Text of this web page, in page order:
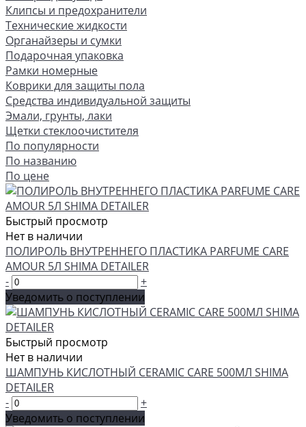
Клипсы и предохранители
Технические жидкости
Органайзеры и сумки
Подарочная упаковка
Рамки номерные
Коврики для защиты пола
Средства индивидуальной защиты
Эмали, грунты, лаки
Щетки стеклоочистителя
По популярности
По названию
По цене
Быстрый просмотр
Нет в наличии
ПОЛИРОЛЬ ВНУТРЕННЕГО ПЛАСТИКА PARFUME CARE
AMOUR 5Л SHIMA DETAILER
-
+
Уведомить о поступлении
Быстрый просмотр
Нет в наличии
ШАМПУНЬ КИСЛОТНЫЙ CERAMIC CARE 500МЛ SHIMA
DETAILER
-
+
Уведомить о поступлении